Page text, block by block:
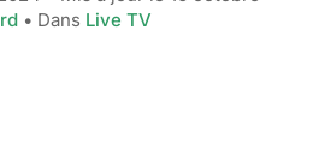
• Dans Live TV